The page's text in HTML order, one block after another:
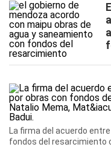
La firma del acuerdo
fondos del resarcimiento